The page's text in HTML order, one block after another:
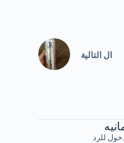
ال التالية
للرد